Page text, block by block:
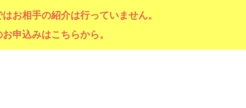
お相手の紹介は行っていません。
申込みはこちらから。